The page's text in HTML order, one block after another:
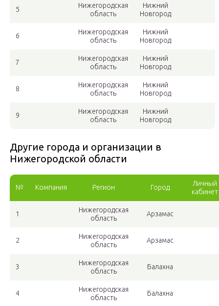
5
Нижегородская
область
Нижний
Новгород
6
Нижегородская
область
Нижний
Новгород
7
Нижегородская
область
Нижний
Новгород
8
Нижегородская
область
Нижний
Новгород
9
Нижегородская
область
Нижний
Новгород
Другие города и организации в
Нижегородской области
№ Компания Регион Город
Личный
кабинет
1
Нижегородская
область
Арзамас
2
Нижегородская
область
Арзамас
3
Нижегородская
область
Балахна
4
Нижегородская
область
Балахна